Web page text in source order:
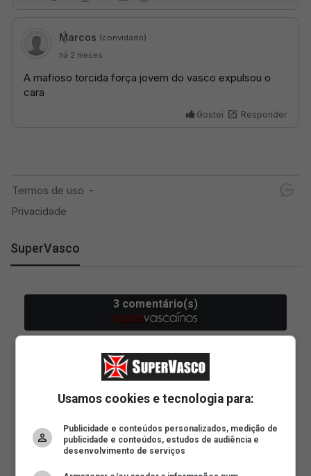
SuperVasco
Usamos cookies e tecnologia para:
Publicidade e conteúdos personalizados, medição de
publicidade e conteúdos, estudos de audiência e
desenvolvimento de serviços